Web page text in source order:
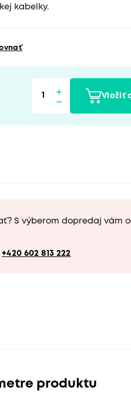
kabelky.
Vložiť
S výberom dopredaj vám
+420 602 813 222
produktu